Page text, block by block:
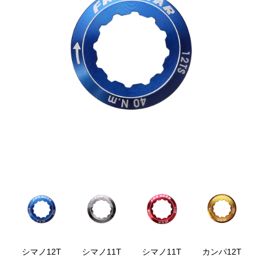
シマノ12T シマノ11T シマノ11T カンパ12T